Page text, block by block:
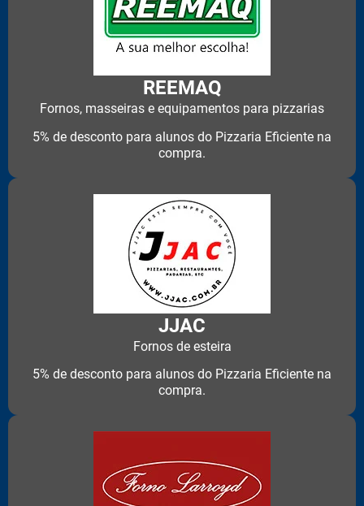
REEMAQ
Fornos, masseiras e equipamentos para pizzarias
5% de desconto para alunos do Pizzaria Eficiente na
compra.
JJAC
Fornos de esteira
5% de desconto para alunos do Pizzaria Eficiente na
compra.